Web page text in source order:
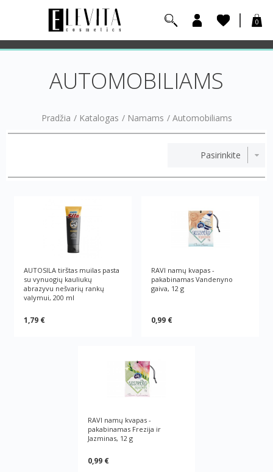
0
AUTOMOBILIAMS
Pradžia / Katalogas / Namams / Automobiliams
AUTOSILA tirštas muilas pasta
su vynuogių kauliukų
abrazyvu nešvarių rankų
valymui, 200 ml
1,79 €
RAVI namų kvapas -
pakabinamas Vandenyno
gaiva, 12 g
0,99 €
RAVI namų kvapas -
pakabinamas Frezija ir
Jazminas, 12 g
0,99 €